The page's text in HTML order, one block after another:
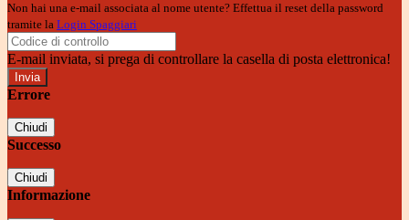
Non hai una e-mail associata al nome utente? Effettua il reset della password
tramite la Login Spaggiari
E-mail inviata, si prega di controllare la casella di posta elettronica!
Errore
Chiudi
Successo
Chiudi
Informazione